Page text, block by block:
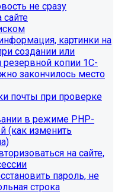
ссылок на
SF4: Сайт
SF4: Сайт города,
организации, SIMAI-
SF4: Сайт детского
не сразу
сайте
картинки на
создании или
резервной копии 1С-
закончилось место
почты при проверке
в режиме PHP-
(как изменить
на сайте,
пароль, не
строка